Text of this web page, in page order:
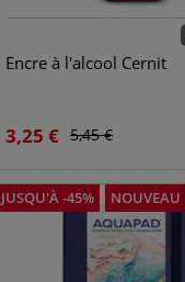
Encre à l'alcool Cernit
3,25 € 5,45€
JUSQU'À-45% NOUVEAU